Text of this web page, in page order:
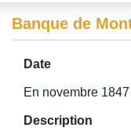
Banque de
Date
En novembre 1847
Description